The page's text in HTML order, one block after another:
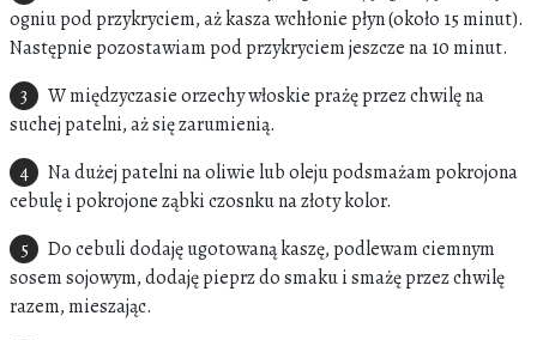
ogniu pod przykryciem, aż kasza wchłonie płyn (około 15 minut).
Następnie pozostawiam pod przykryciem jeszcze na 10 minut.
W międzyczasie orzechy włoskie prażę przez chwilę na
suchej patelni, aż się zarumienią.
Na dużej patelni na oliwie lub oleju podsmażam pokrojona
cebulę i pokrojone ząbki czosnku na złoty kolor.
Do cebuli dodaję ugotowaną kaszę, podlewam ciemnym
sosem sojowym, dodaję pieprz do smaku i smażę przez chwilę
razem, mieszając.